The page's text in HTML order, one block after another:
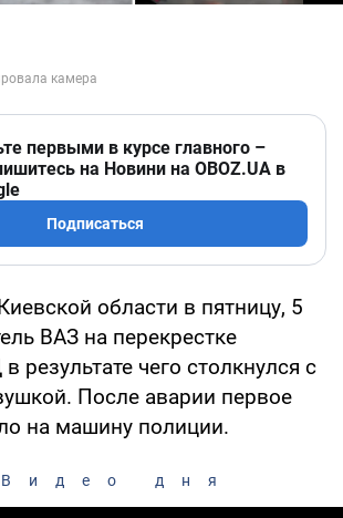
первыми в курсе главного –
на Новини на OBOZ.UA в
Подписаться
области в пятницу, 5
ВАЗ на перекрестке
результате чего столкнулся с
После аварии первое
на машину полиции.
Видео дня